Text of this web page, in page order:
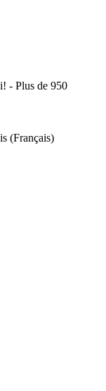
- Plus de 950